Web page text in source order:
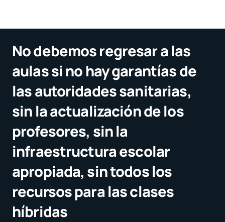
No debemos regresar a las
aulas si no hay garantías de
las autoridades sanitarias,
sin la actualización de los
profesores, sin la
infraestructura escolar
apropiada, sin todos los
recursos para las clases
híbridas